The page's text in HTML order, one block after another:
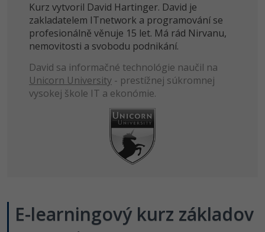
Kurz vytvoril David Hartinger. David je
zakladatelem ITnetwork a programování se
profesionálně věnuje 15 let. Má rád Nirvanu,
nemovitosti a svobodu podnikání.
David sa informačné technológie naučil na
Unicorn University - prestížnej súkromnej
vysokej škole IT a ekonómie.
E-learningový kurz základov